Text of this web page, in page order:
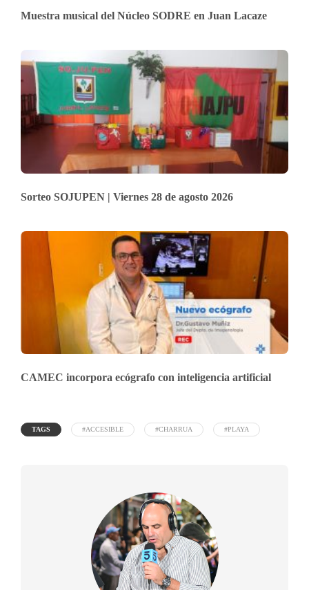
Muestra musical del Núcleo SODRE en Juan Lacaze
Sorteo SOJUPEN | Viernes 28 de agosto 2026
CAMEC incorpora ecógrafo con inteligencia artificial
TAGS #ACCESIBLE #CHARRUA #PLAYA